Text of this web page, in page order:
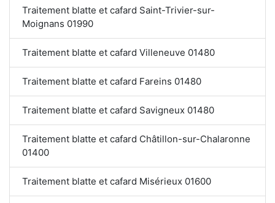
Traitement blatte et cafard Saint-Trivier-sur-
Moignans 01990
Traitement blatte et cafard Villeneuve 01480
Traitement blatte et cafard Fareins 01480
Traitement blatte et cafard Savigneux 01480
Traitement blatte et cafard Châtillon-sur-Chalaronne
01400
Traitement blatte et cafard Misérieux 01600